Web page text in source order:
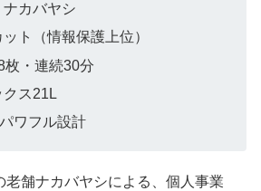
カバヤシ
ト（情報保護上位）
枚・連続30分
クス21L
ワフル設計
老舗ナカバヤシによる、個人事業